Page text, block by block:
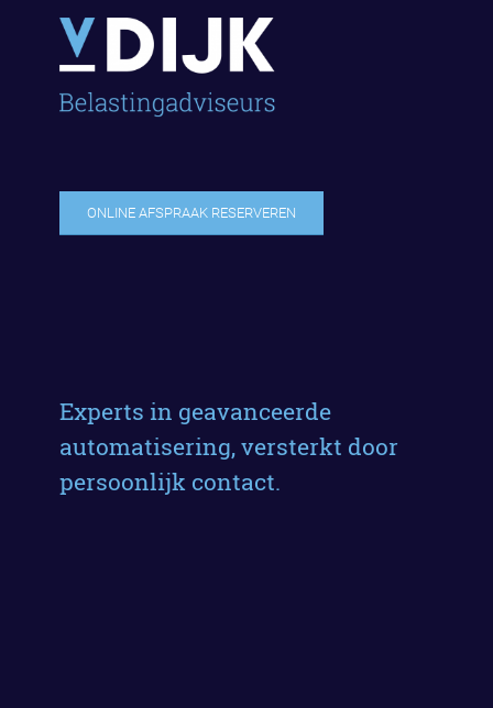
ONLINE AFSPRAAK RESERVEREN
Experts in geavanceerde
automatisering, versterkt door
persoonlijk contact.